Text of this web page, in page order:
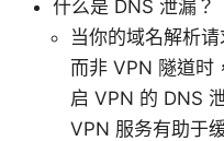
什么是 DNS 泄漏？
当你的域名解析
而非 VPN 隧道时
启 VPN 的 DNS
VPN 服务有助于